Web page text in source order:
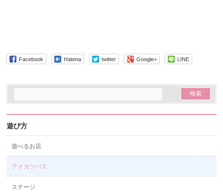
Facebook Hatena twitter Google+ LINE
遊び方
遊べるお店
アイカツパス
ステージ